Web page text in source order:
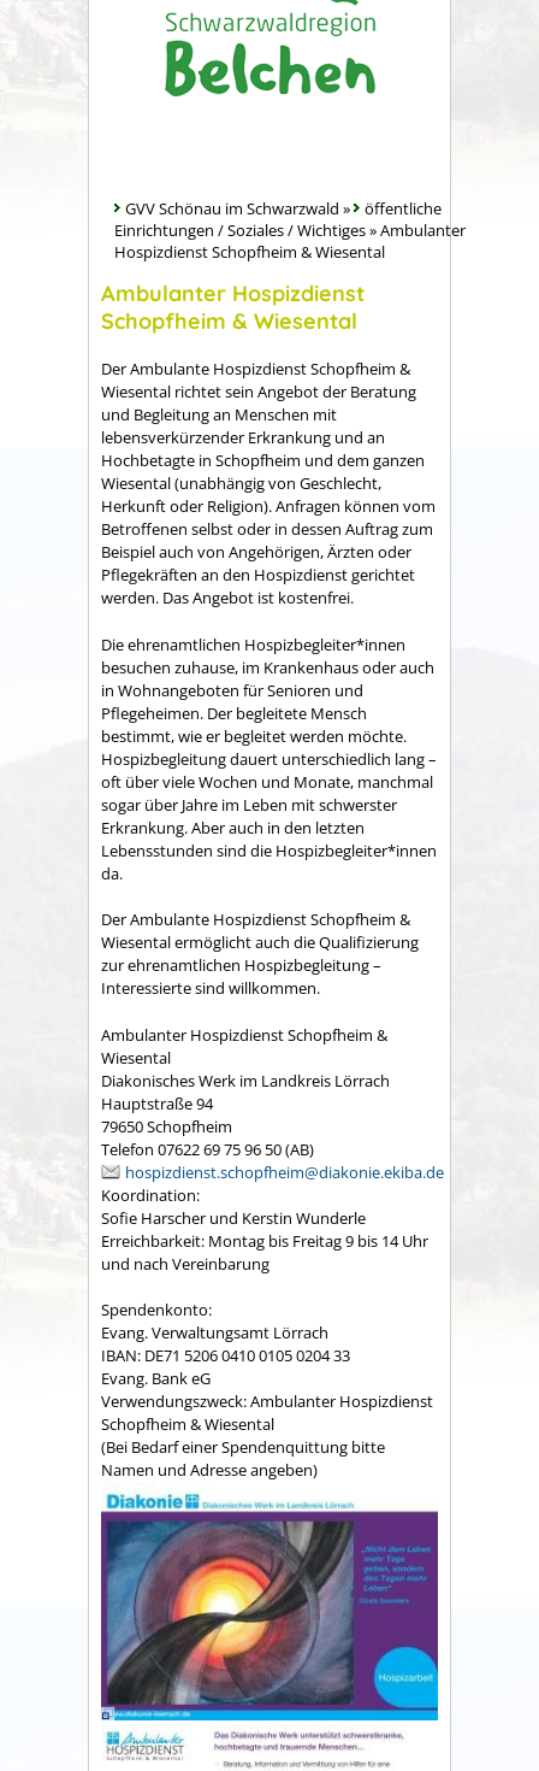
GVV Schönau im Schwarzwald »
öffentliche
Einrichtungen / Soziales / Wichtiges»Ambulanter
Hospizdienst Schopfheim & Wiesental
Ambulanter Hospizdienst
Schopfheim & Wiesental
Der Ambulante Hospizdienst Schopfheim &
Wiesental richtet sein Angebot der Beratung
und Begleitung an Menschen mit
lebensverkürzender Erkrankung und an
Hochbetagte in Schopfheim und dem ganzen
Wiesental (unabhängig von Geschlecht,
Herkunft oder Religion). Anfragen können vom
Betroffenen selbst oder in dessen Auftrag zum
Beispiel auch von Angehörigen, Ärzten oder
Pflegekräften an den Hospizdienst gerichtet
werden. Das Angebot ist kostenfrei.
Die ehrenamtlichen Hospizbegleiter*innen
besuchen zuhause, im Krankenhaus oder auch
in Wohnangeboten für Senioren und
Pflegeheimen. Der begleitete Mensch
bestimmt, wie er begleitet werden möchte.
Hospizbegleitung dauert unterschiedlich lang –
oft über viele Wochen und Monate, manchmal
sogar über Jahre im Leben mit schwerster
Erkrankung. Aber auch in den letzten
Lebensstunden sind die Hospizbegleiter*innen
da.
Der Ambulante Hospizdienst Schopfheim &
Wiesental ermöglicht auch die Qualifizierung
zur ehrenamtlichen Hospizbegleitung –
Interessierte sind willkommen.
Ambulanter Hospizdienst Schopfheim &
Wiesental
Diakonisches Werk im Landkreis Lörrach
Hauptstraße 94
79650 Schopfheim
Telefon 07622 69 75 96 50 (AB)
hospizdienst.schopfheim@diakonie.ekiba.de
Koordination:
Sofie Harscher und Kerstin Wunderle
Erreichbarkeit: Montag bis Freitag 9 bis 14 Uhr
und nach Vereinbarung
Spendenkonto:
Evang. Verwaltungsamt Lörrach
IBAN: DE71 5206 0410 0105 0204 33
Evang. Bank eG
Verwendungszweck: Ambulanter Hospizdienst
Schopfheim & Wiesental
(Bei Bedarf einer Spendenquittung bitte
Namen und Adresse angeben)